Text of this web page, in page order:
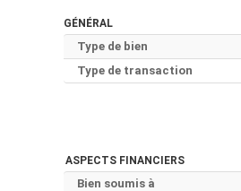
GÉNÉRAL
Type de bien
Type de transaction
ASPECTS FINANCIERS
Bien soumis à